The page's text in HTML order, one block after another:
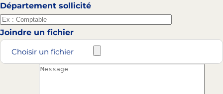
Département sollicité
Joindre un fichier
Choisir un fichier